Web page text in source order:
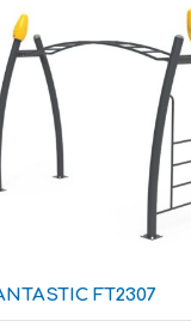
FT2307